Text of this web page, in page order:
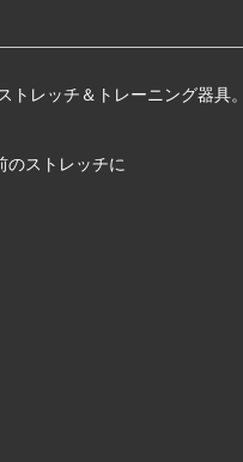
トレッチ＆トレーニング器具
のストレッチに